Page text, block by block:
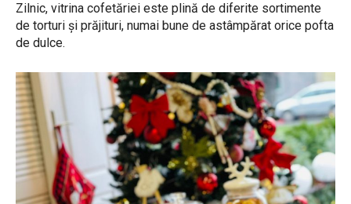
Zilnic, vitrina cofetăriei este plină de diferite sortimente
de torturi și prăjituri, numai bune de astâmpărat orice pofta
de dulce.